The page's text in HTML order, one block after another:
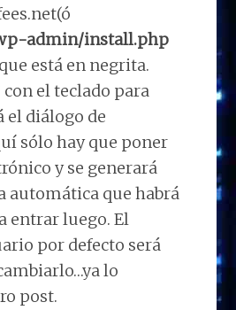
admin/install.php
está en negrita.
con el teclado para
el diálogo de
sólo hay que poner
y se generará
automática que habrá
entrar luego. El
por defecto será
lo
post.